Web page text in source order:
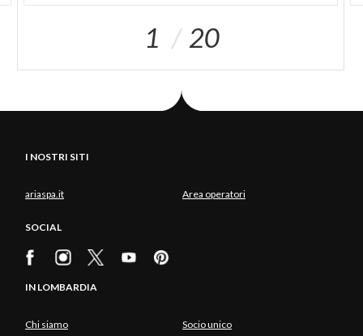
1 20
I NOSTRI SITI
ariaspa.it Area operatori
SOCIAL
IN LOMBARDIA
Chi siamo Socio unico